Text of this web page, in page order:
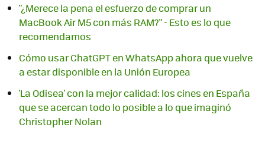
"¿Merece la pena el esfuerzo de comprar un
MacBook Air M5 con más RAM?" - Esto es lo que
recomendamos
Cómo usar ChatGPT en WhatsApp ahora que vuelve
a estar disponible en la Unión Europea
'La Odisea' con la mejor calidad: los cines en España
que se acercan todo lo posible a lo que imaginó
Christopher Nolan